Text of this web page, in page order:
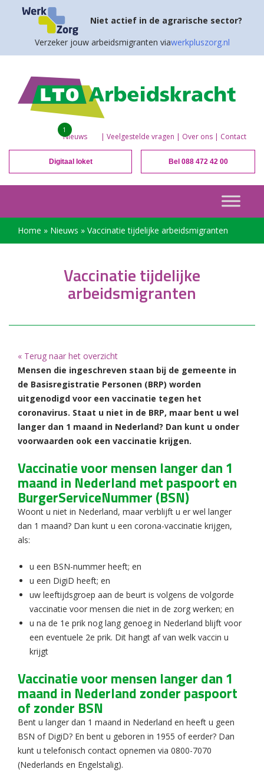
Niet actief in de agrarische sector?
Verzeker jouw arbeidsmigranten viawerkpluszorg.nl
Nieuws
1
| Veelgestelde vragen | Over ons | Contact
Digitaal loket Bel 088 472 42 00
Home » Nieuws » Vaccinatie tijdelijke arbeidsmigranten
Vaccinatie tijdelijke
arbeidsmigranten
« Terug naar het overzicht
Mensen die ingeschreven staan bij de gemeente in
de Basisregistratie Personen (BRP) worden
uitgenodigd voor een vaccinatie tegen het
coronavirus. Staat u niet in de BRP, maar bent u wel
langer dan 1 maand in Nederland? Dan kunt u onder
voorwaarden ook een vaccinatie krijgen.
Vaccinatie voor mensen langer dan 1
maand in Nederland met paspoort en
BurgerServiceNummer (BSN)
Woont u niet in Nederland, maar verblijft u er wel langer
dan 1 maand? Dan kunt u een corona-vaccinatie krijgen,
als:
u een BSN-nummer heeft; en
u een DigiD heeft; en
uw leeftijdsgroep aan de beurt is volgens de volgorde
vaccinatie voor mensen die niet in de zorg werken; en
u na de 1e prik nog lang genoeg in Nederland blijft voor
een eventuele 2e prik. Dit hangt af van welk vaccin u
krijgt
Vaccinatie voor mensen langer dan 1
maand in Nederland zonder paspoort
of zonder BSN
Bent u langer dan 1 maand in Nederland en heeft u geen
BSN of DigiD? En bent u geboren in 1955 of eerder? Dan
kunt u telefonisch contact opnemen via 0800-7070
(Nederlands en Engelstalig).